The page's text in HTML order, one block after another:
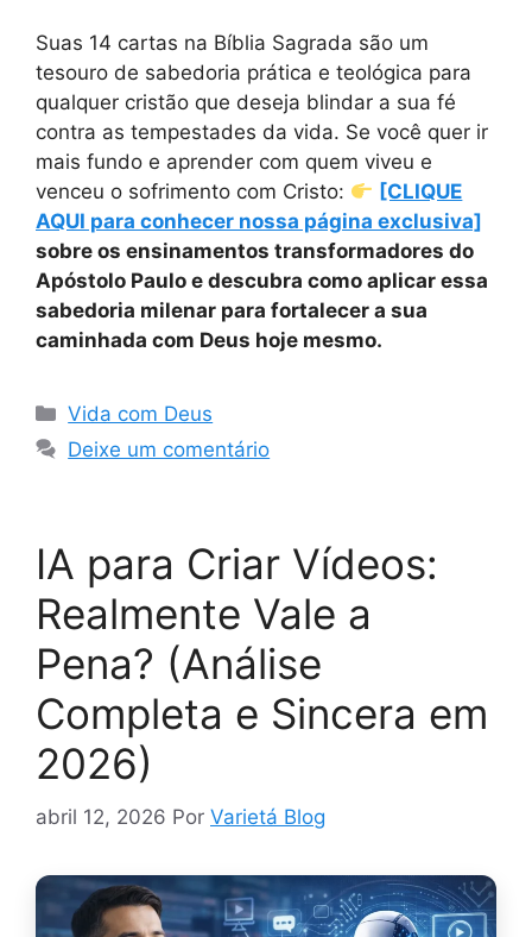
Suas 14 cartas na Bíblia Sagrada são um
tesouro de sabedoria prática e teológica para
qualquer cristão que deseja blindar a sua fé
contra as tempestades da vida. Se você quer ir
mais fundo e aprender com quem viveu e
venceu o sofrimento com Cristo:
[CLIQUE
AQUI para conhecer nossa página exclusiva]
sobre os ensinamentos transformadores do
Apóstolo Paulo e descubra como aplicar essa
sabedoria milenar para fortalecer a sua
caminhada com Deus hoje mesmo.
Categorias
Vida com Deus
Deixe um comentário
IA para Criar Vídeos:
Realmente Vale a
Pena? (Análise
Completa e Sincera em
2026)
abril 12, 2026 Por Varietá Blog